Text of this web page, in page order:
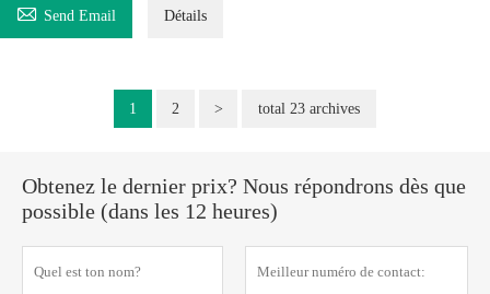
 Send Email Détails
1 2 > total 23 archives
Obtenez le dernier prix? Nous répondrons dès que
possible (dans les 12 heures)